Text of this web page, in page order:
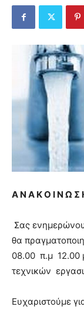
Α Ν Α Κ Ο Ι Ν Ω Σ
Σας
θα
08.00 π.μ 12.00
τεχνικών
Ευχαριστούμε